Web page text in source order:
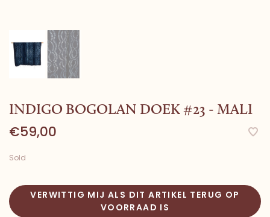
INDIGO BOGOLAN DOEK #23 - MALI
€59,00
Sold
VERWITTIG MIJ ALS DIT ARTIKEL TERUG OP
VOORRAAD IS